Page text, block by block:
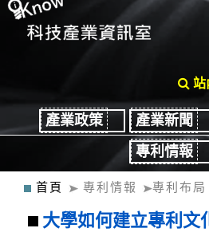
站
產業政策 產業新聞
專利情報
首頁 專利情報 專利布局
大學如何建立專利文